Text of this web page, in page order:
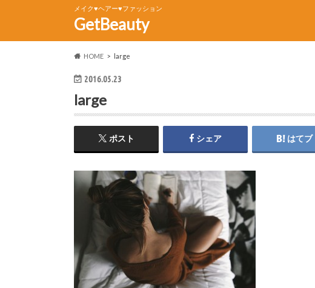
メイク♥ヘアー♥ファッション
GetBeauty
HOME large
2016.05.23
large
ポスト シェア はてブ